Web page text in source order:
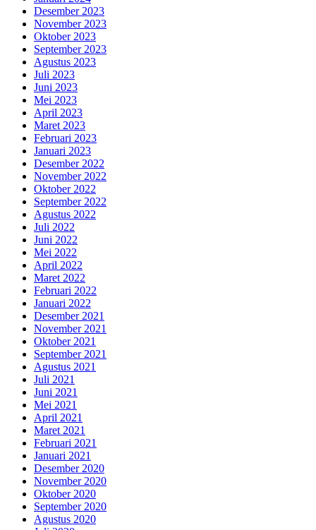
Desember 2023
November 2023
Oktober 2023
September 2023
Agustus 2023
Juli 2023
Juni 2023
Mei 2023
April 2023
Maret 2023
Februari 2023
Januari 2023
Desember 2022
November 2022
Oktober 2022
September 2022
Agustus 2022
Juli 2022
Juni 2022
Mei 2022
April 2022
Maret 2022
Februari 2022
Januari 2022
Desember 2021
November 2021
Oktober 2021
September 2021
Agustus 2021
Juli 2021
Juni 2021
Mei 2021
April 2021
Maret 2021
Februari 2021
Januari 2021
Desember 2020
November 2020
Oktober 2020
September 2020
Agustus 2020